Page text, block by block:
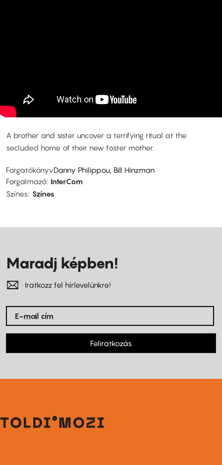
A brother and sister uncover a terrifying ritual at the
secluded home of their new foster mother.
ForgatókönyvDanny Philippou, Bill Hinzman
Forgalmazó InterCom
Színes Színes
Maradj képben!
Iratkozz fel hírlevelünkre!
Feliratkozás